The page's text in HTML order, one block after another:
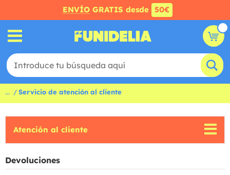
ENVÍO GRATIS desde 50€
... Servicio de atención al cliente
Atención al cliente
Devoluciones